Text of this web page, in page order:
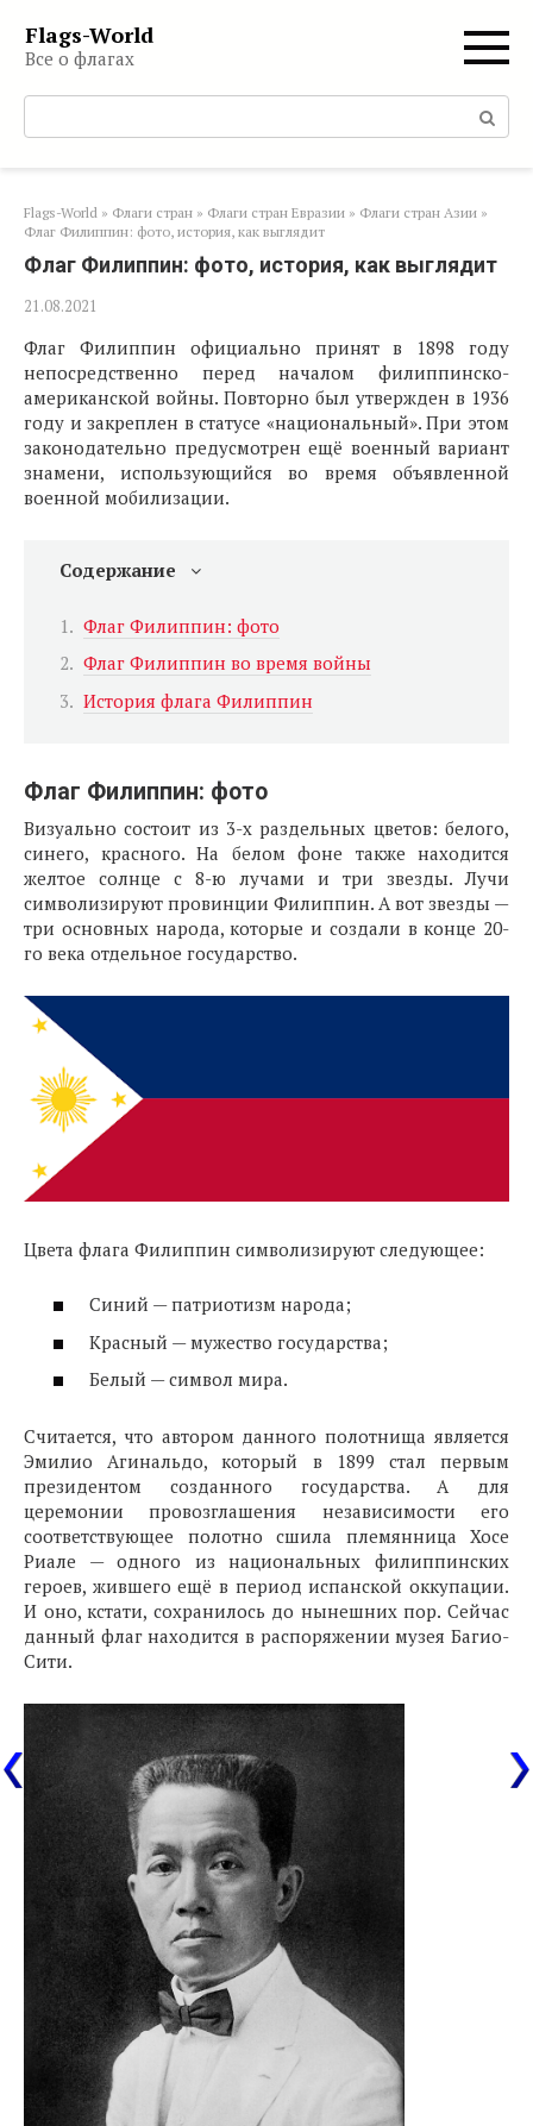
контенту
Flags-World
Все о флагах
Поиск:
Flags-World » Флаги стран » Флаги стран Евразии » Флаги стран Азии »
Флаг Филиппин: фото, история, как выглядит
Флаг Филиппин: фото, история, как выглядит
21.08.2021
Флаг Филиппин официально принят в 1898 году
непосредственно перед началом филиппинско-
американской войны. Повторно был утвержден в 1936
году и закреплен в статусе «национальный». При этом
законодательно предусмотрен ещё военный вариант
знамени, использующийся во время объявленной
военной мобилизации.
Содержание
Флаг Филиппин: фото
Флаг Филиппин во время войны
История флага Филиппин
Флаг Филиппин: фото
Визуально состоит из 3-х раздельных цветов: белого,
синего, красного. На белом фоне также находится
желтое солнце с 8-ю лучами и три звезды. Лучи
символизируют провинции Филиппин. А вот звезды —
три основных народа, которые и создали в конце 20-
го века отдельное государство.
Цвета флага Филиппин символизируют следующее:
Синий — патриотизм народа;
Красный — мужество государства;
Белый — символ мира.
Считается, что автором данного полотнища является
Эмилио Агинальдо, который в 1899 стал первым
президентом созданного государства. А для
церемонии провозглашения независимости его
соответствующее полотно сшила племянница Хосе
Риале — одного из национальных филиппинских
героев, жившего ещё в период испанской оккупации.
И оно, кстати, сохранилось до нынешних пор. Сейчас
данный флаг находится в распоряжении музея Багио-
Сити.